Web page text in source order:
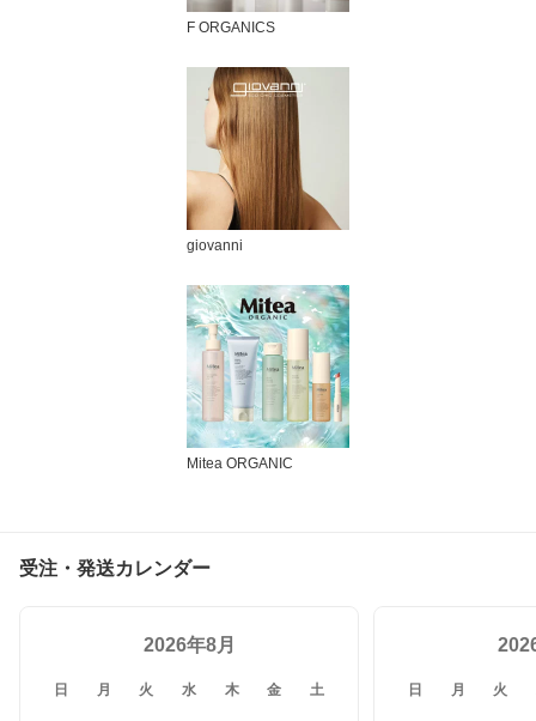
F ORGANICS
giovanni
Mitea ORGANIC
受注・発送カレンダー
2026年8月
日 月 火 水 木 金 土 日 月 火